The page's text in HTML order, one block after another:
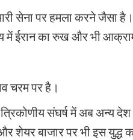
सेना पर हमला करने जैसा
में ईरान का रुख और भी
चरम पर है।
संघर्ष में अब अन्य देश
शेयर बाजार पर भी इस युद्ध